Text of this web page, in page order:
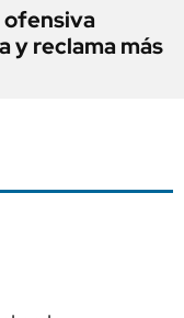
ofensiva
y reclama más